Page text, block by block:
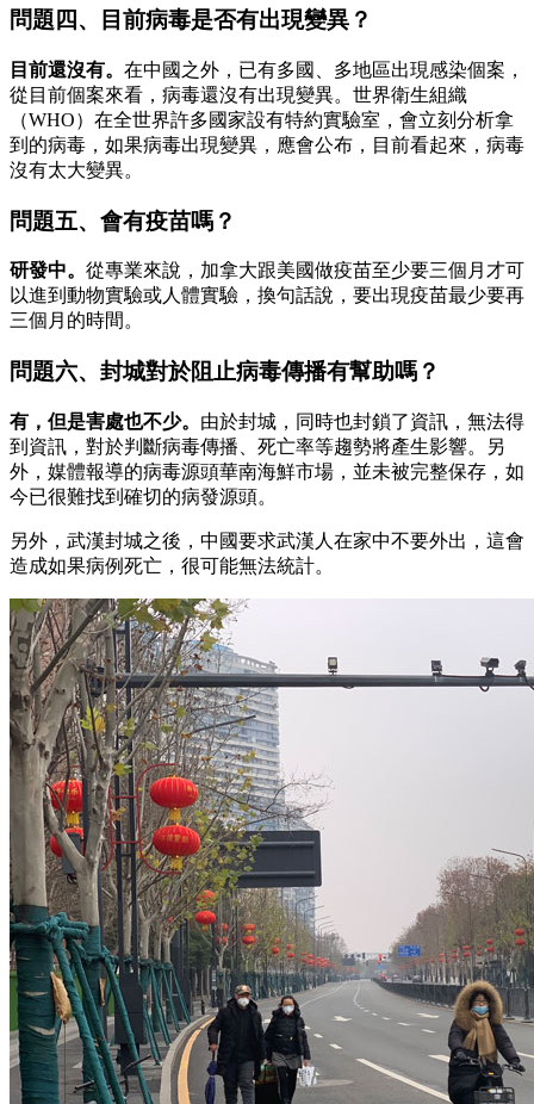
問題四、目前病毒是否有出現變異？
目前還沒有。 在中國之外，已有多國、多地區出現感染個案，
從目前個案來看，病毒還沒有出現變異。世界衛生組織
（WHO）在全世界許多國家設有特約實驗室，會立刻分析拿
到的病毒，如果病毒出現變異，應會公布，目前看起來，病毒
沒有太大變異。
問題五、會有疫苗嗎？
研發中。 從專業來說，加拿大跟美國做疫苗至少要三個月才可
以進到動物實驗或人體實驗，換句話說，要出現疫苗最少要再
三個月的時間。
問題六、封城對於阻止病毒傳播有幫助嗎？
有，但是害處也不少。 由於封城，同時也封鎖了資訊，無法得
到資訊，對於判斷病毒傳播、死亡率等趨勢將產生影響。另
外，媒體報導的病毒源頭華南海鮮市場，並未被完整保存，如
今已很難找到確切的病發源頭。
另外，武漢封城之後，中國要求武漢人在家中不要外出，這會
造成如果病例死亡，很可能無法統計。